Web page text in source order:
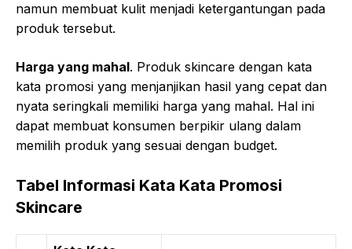
namun membuat kulit menjadi ketergantungan pada
produk tersebut.
Harga yang mahal. Produk skincare dengan kata
kata promosi yang menjanjikan hasil yang cepat dan
nyata seringkali memiliki harga yang mahal. Hal ini
dapat membuat konsumen berpikir ulang dalam
memilih produk yang sesuai dengan budget.
Tabel Informasi Kata Kata Promosi
Skincare